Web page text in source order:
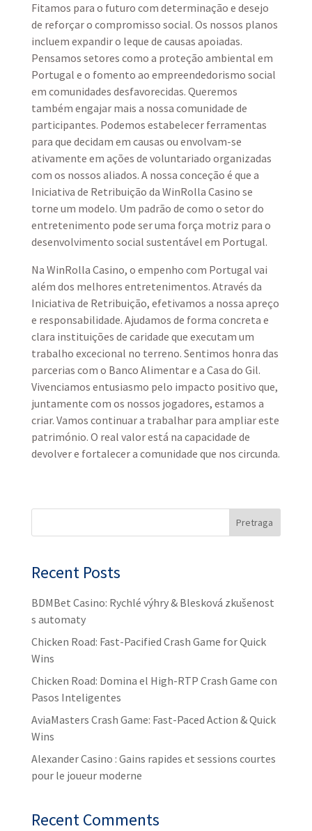
Fitamos para o futuro com determinação e desejo
de reforçar o compromisso social. Os nossos planos
incluem expandir o leque de causas apoiadas.
Pensamos setores como a proteção ambiental em
Portugal e o fomento ao empreendedorismo social
em comunidades desfavorecidas. Queremos
também engajar mais a nossa comunidade de
participantes. Podemos estabelecer ferramentas
para que decidam em causas ou envolvam-se
ativamente em ações de voluntariado organizadas
com os nossos aliados. A nossa conceção é que a
Iniciativa de Retribuição da WinRolla Casino se
torne um modelo. Um padrão de como o setor do
entretenimento pode ser uma força motriz para o
desenvolvimento social sustentável em Portugal.
Na WinRolla Casino, o empenho com Portugal vai
além dos melhores entretenimentos. Através da
Iniciativa de Retribuição, efetivamos a nossa apreço
e responsabilidade. Ajudamos de forma concreta e
clara instituições de caridade que executam um
trabalho excecional no terreno. Sentimos honra das
parcerias com o Banco Alimentar e a Casa do Gil.
Vivenciamos entusiasmo pelo impacto positivo que,
juntamente com os nossos jogadores, estamos a
criar. Vamos continuar a trabalhar para ampliar este
património. O real valor está na capacidade de
devolver e fortalecer a comunidade que nos circunda.
Pretraga
Recent Posts
BDMBet Casino: Rychlé výhry & Blesková zkušenost
s automaty
Chicken Road: Fast‑Pacified Crash Game for Quick
Wins
Chicken Road: Domina el High‑RTP Crash Game con
Pasos Inteligentes
AviaMasters Crash Game: Fast‑Paced Action & Quick
Wins
Alexander Casino : Gains rapides et sessions courtes
pour le joueur moderne
Recent Comments